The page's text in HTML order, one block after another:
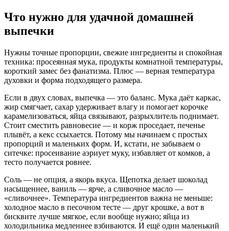
Что нужно для удачной домашней
выпечки
Нужны точные пропорции, свежие ингредиенты и спокойная
техника: просеянная мука, продукты комнатной температуры,
короткий замес без фанатизма. Плюс — верная температура
духовки и форма подходящего размера.
Если в двух словах, выпечка — это баланс. Мука даёт каркас,
жир смягчает, сахар удерживает влагу и помогает корочке
карамелизоваться, яйца связывают, разрыхлитель поднимает.
Стоит сместить равновесие — и корж проседает, печенье
плывёт, а кекс ссыхается. Потому мы начинаем с простых
пропорций и маленьких форм. И, кстати, не забываем о
ситечке: просеивание аэриует муку, избавляет от комков, а
тесто получается ровнее.
Соль — не опция, а якорь вкуса. Щепотка делает шоколад
насыщеннее, ваниль — ярче, а сливочное масло —
«сливочнее». Температура ингредиентов важна не меньше:
холодное масло в песочном тесте — друг крошке, а вот в
бисквите лучше мягкое, если вообще нужно; яйца из
холодильника медленнее взбиваются. И ещё один маленький